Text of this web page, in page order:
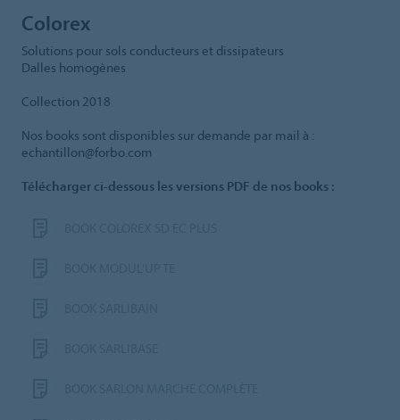
Colorex
Solutions pour sols conducteurs et dissipateurs
Dalles homogènes
Collection 2018
Nos books sont disponibles sur demande par mail à :
echantillon@forbo.com
Télécharger ci-dessous les versions PDF de nos books :